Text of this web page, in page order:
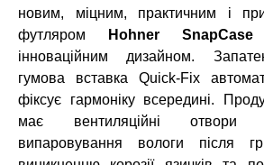
новим, міцним, практичним і
футляром
Hohner SnapCase
інноваційним дизайном.
гумова вставка Quick-Fix
фіксує гармоніку всередині.
має вентиляційні отвори
випаровування вологи після